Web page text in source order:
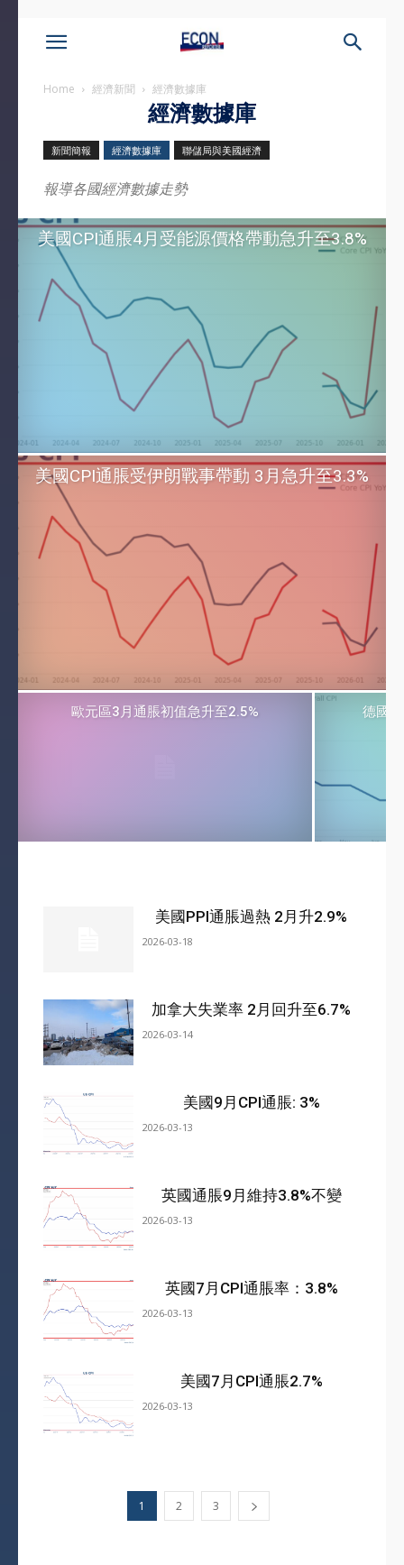
Home 經濟新聞 經濟數據庫
經濟數據庫
新聞簡報 經濟數據庫 聯儲局與美國經濟
報導各國經濟數據走勢
美國CPI通脹4月受能源價格帶動急升至3.8%
美國CPI通脹受伊朗戰事帶動 3月急升至3.3%
歐元區3月通脹初值急升至2.5% 德國
美國PPI通脹過熱 2月升2.9%
2026-03-18
加拿大失業率 2月回升至6.7%
2026-03-14
美國9月CPI通脹: 3%
2026-03-13
英國通脹9月維持3.8%不變
2026-03-13
英國7月CPI通脹率：3.8%
2026-03-13
美國7月CPI通脹2.7%
2026-03-13
1 2 3